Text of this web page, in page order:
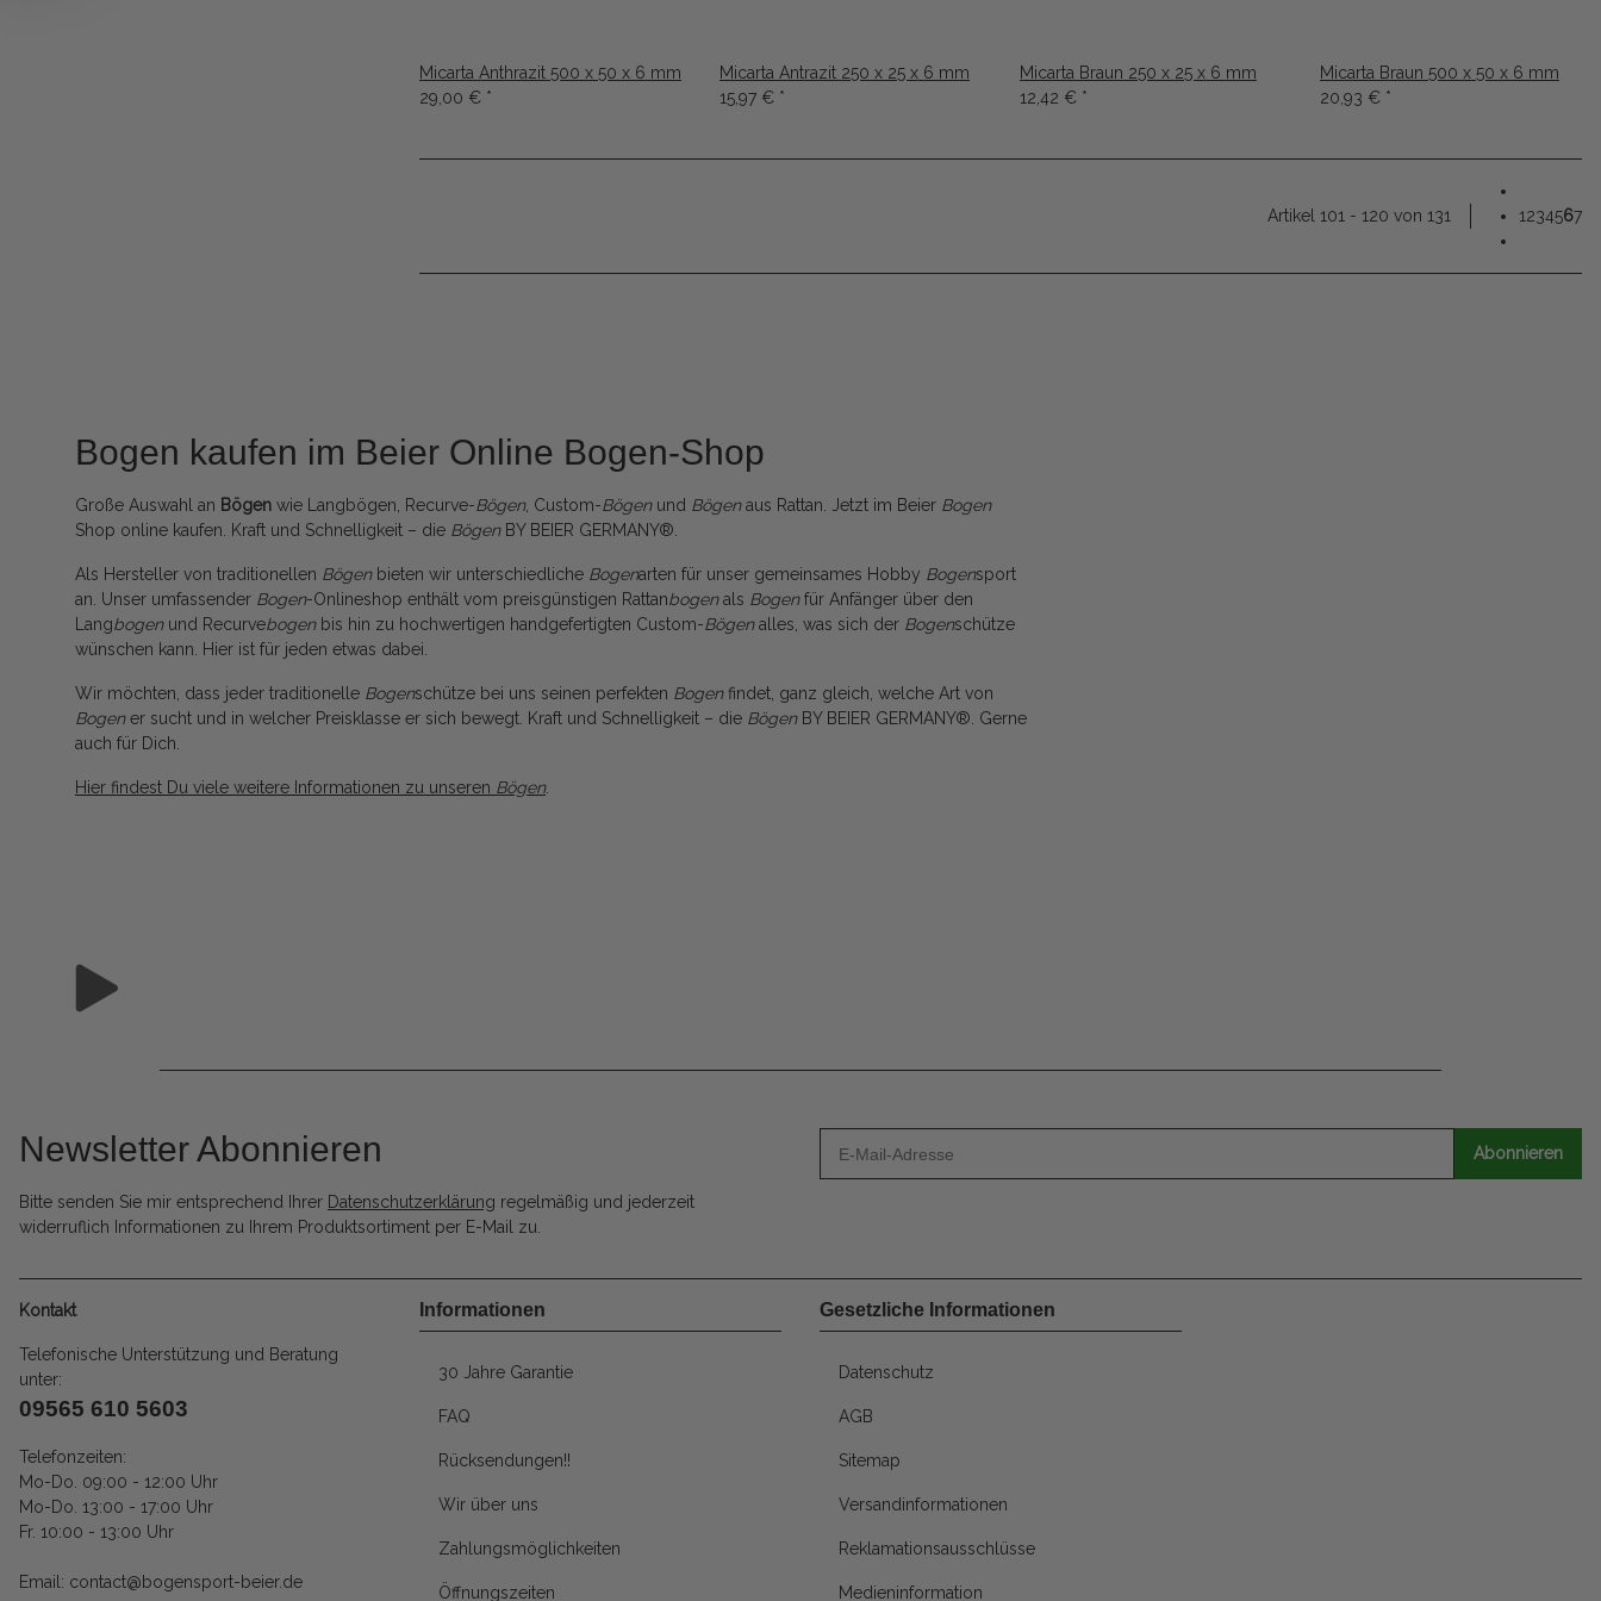
Micarta Anthrazit 500 x 50 x 6 mm
29,00 € *
Micarta Antrazit 250 x 25 x 6 mm
15,97 € *
Micarta Braun 250 x 25 x 6 mm
12,42 € *
Micarta Braun 500 x 50 x 6 mm
20,93 € *
Artikel 101 - 120 von 131 1234567
Bogen kaufen im Beier Online Bogen-Shop
Große Auswahl an Bögen wie Langbögen, Recurve-Bögen, Custom-Bögenund Bögenaus Rattan. Jetzt im Beier Bogen
Shop online kaufen. Kraft und Schnelligkeit – die Bögen BY BEIER GERMANY®.
Als Hersteller von traditionellen Bögen bieten wir unterschiedliche Bogenarten für unser gemeinsames Hobby Bogensport
an. Unser umfassender Bogen-Onlineshop enthält vom preisgünstigen Rattanbogenals Bogenfür Anfänger über den
Langbogenund Recurvebogenbis hin zu hochwertigen handgefertigten Custom-Bögenalles, was sich der Bogenschütze
wünschen kann. Hier ist für jeden etwas dabei.
Wir möchten, dass jeder traditionelle Bogenschütze bei uns seinen perfekten Bogenfindet, ganz gleich, welche Art von
Bogener sucht und in welcher Preisklasse er sich bewegt. Kraft und Schnelligkeit – die Bögen BY BEIER GERMANY®. Gerne
auch für Dich.
Hier findest Du viele weitere Informationen zu unseren Bögen.
Newsletter Abonnieren
Bitte senden Sie mir entsprechend Ihrer Datenschutzerklärung regelmäßig und jederzeit
widerruflich Informationen zu Ihrem Produktsortiment per E-Mail zu.
Abonnieren
Kontakt
Telefonische Unterstützung und Beratung
unter:
09565 610 5603
Telefonzeiten:
Mo-Do. 09:00 - 12:00 Uhr
Mo-Do. 13:00 - 17:00 Uhr
Fr. 10:00 - 13:00 Uhr
Email: contact@bogensport-beier.de
Informationen
30 Jahre Garantie
FAQ
Rücksendungen!!
Wir über uns
Zahlungsmöglichkeiten
Öffnungszeiten
Gesetzliche Informationen
Datenschutz
AGB
Sitemap
Versandinformationen
Reklamationsausschlüsse
Medieninformation